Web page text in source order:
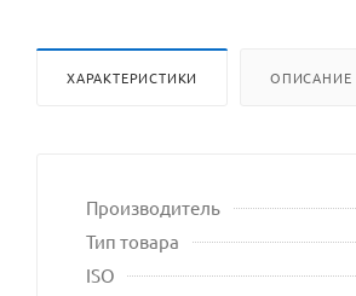
ХАРАКТЕРИСТИКИ ОПИСАНИЕ
Производитель
Тип товара
ISO